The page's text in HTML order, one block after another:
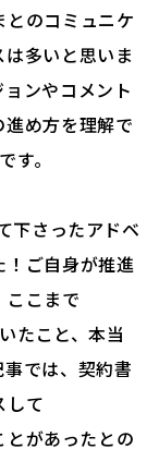
のコミュニケ
多いと思いま
ンやコメント
め方を理解で
す。
下さったアドベ
！ご自身が推進
ここまで
たこと、本当
では、契約書
して
があったとの